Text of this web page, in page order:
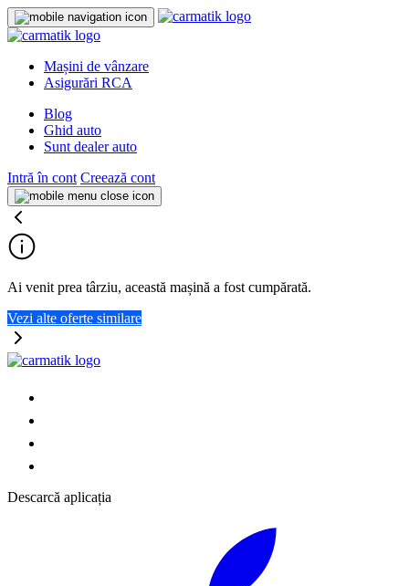
Mașini de vânzare
Asigurări RCA
Blog
Ghid auto
Sunt dealer auto
Intră în cont Creează cont
Ai venit prea târziu, această mașină a fost cumpărată.
Vezi alte oferte similare
Descarcă aplicația